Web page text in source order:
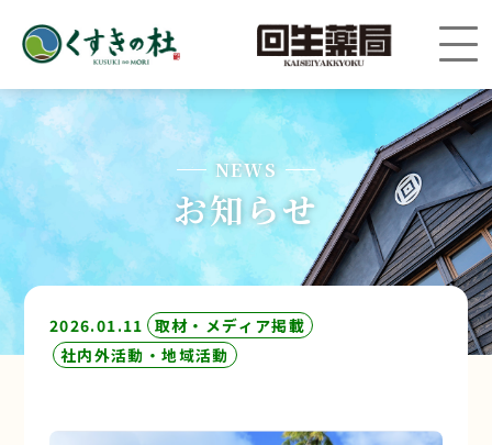
NEWS
お知らせ
2026.01.11 取材・メディア掲載
社内外活動・地域活動